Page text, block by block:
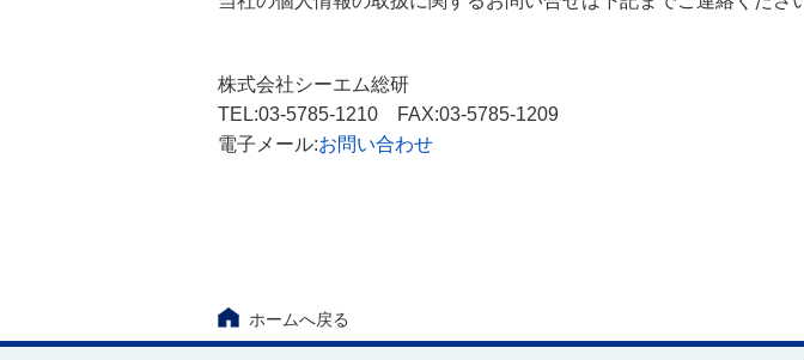
株式会社シーエム総研
TEL:03-5785-1210 FAX:03-5785-1209
電子メール:お問い合わせ
ホームへ戻る